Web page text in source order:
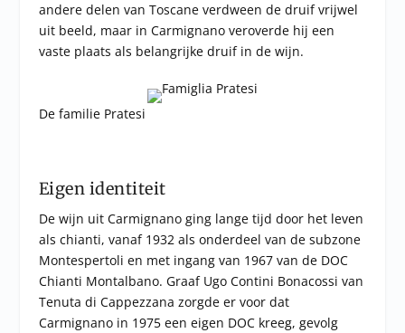
andere delen van Toscane verdween de druif vrijwel
uit beeld, maar in Carmignano veroverde hij een
vaste plaats als belangrijke druif in de wijn.
De familie Pratesi
Eigen identiteit
De wijn uit Carmignano ging lange tijd door het leven
als chianti, vanaf 1932 als onderdeel van de subzone
Montespertoli en met ingang van 1967 van de DOC
Chianti Montalbano. Graaf Ugo Contini Bonacossi van
Tenuta di Cappezzana zorgde er voor dat
Carmignano in 1975 een eigen DOC kreeg, gevolg